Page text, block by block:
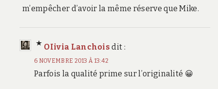
m’empêcher d’avoir la même réserve que Mike.
OIivia Lanchois dit :
6 NOVEMBRE 2013 À 13:42
Parfois la qualité prime sur l’originalité 😀